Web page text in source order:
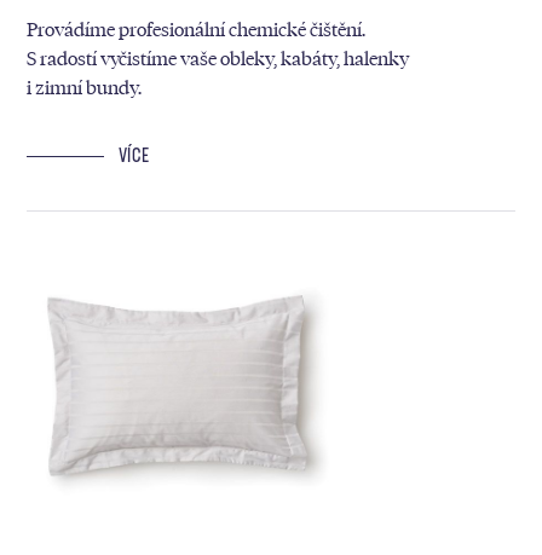
Provádíme profesionální chemické čištění.
S radostí vyčistíme vaše obleky, kabáty, halenky
i zimní bundy.
VÍCE